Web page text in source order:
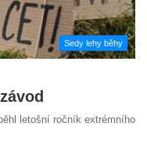
Sedy lehy běhy
letošní ročník extrémního